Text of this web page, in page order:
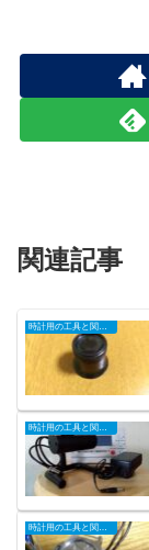
関連記事
時計用の工具と関連機器
時計用の工具と関連機器